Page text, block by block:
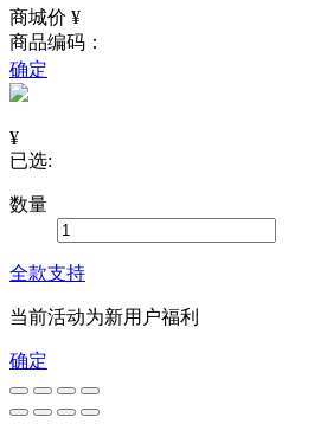
商城价 ¥
商品编码：
确定
¥
已选:
数量
全款支持
当前活动为新用户福利
确定